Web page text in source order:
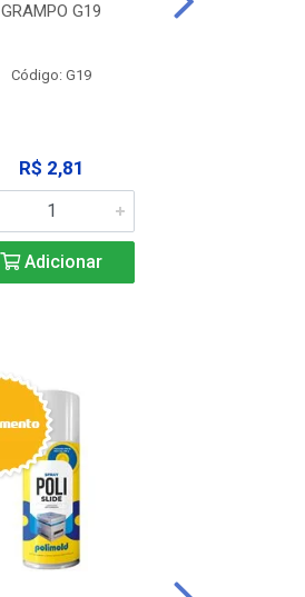
GRAMPO G19
Código: G19
R$ 2,81
Adicionar